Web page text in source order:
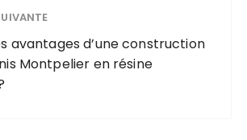
avantages d’une construction
Montpelier en résine